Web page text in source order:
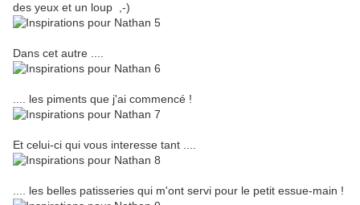
des yeux et un loup ,-)
Dans cet autre ....
.... les piments que j'ai commencé !
Et celui-ci qui vous interesse tant ....
.... les belles patisseries qui m'ont servi pour le petit essue-main !